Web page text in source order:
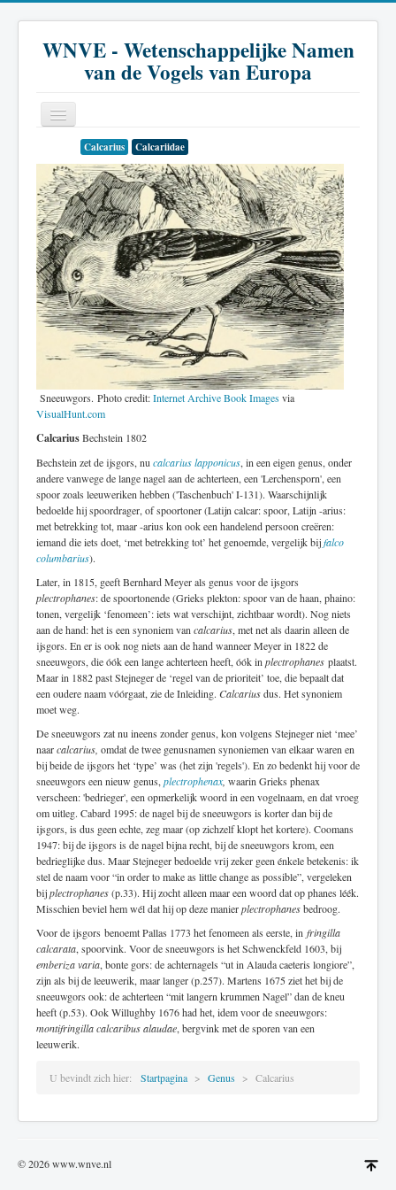
WNVE - Wetenschappelijke Namen
van de Vogels van Europa
Inleiding
Soort
Genus
Familie
Historie
Literatuur
Calcarius Calcariidae
Sneeuwgors. Photo credit:Internet Archive Book Imagesvia
VisualHunt.com
CalcariusBechstein 1802
Bechstein zet de ijsgors, nucalcarius lapponicus, in een eigen genus, onder
andere vanwege de lange nagel aan de achterteen, een 'Lerchensporn', een
spoor zoals leeuweriken hebben ('Taschenbuch' I-131). Waarschijnlijk
bedoelde hij spoordrager, of spoortoner (Latijn calcar: spoor, Latijn -arius:
met betrekking tot, maar -arius kon ook een handelend persoon creëren:
iemand die iets doet, ‘met betrekking tot’ het genoemde, vergelijk bijfalco
columbarius).
Later, in 1815, geeft Bernhard Meyer als genus voor de ijsgors
plectrophanes: de spoortonende (Grieks plekton: spoor van de haan, phaino:
tonen, vergelijk ‘fenomeen’: iets wat verschijnt, zichtbaar wordt). Nog niets
aan de hand: het is een synoniem vancalcarius, met net als daarin alleen de
ijsgors. En er is ook nog niets aan de hand wanneer Meyer in 1822 de
sneeuwgors, die óók een lange achterteen heeft, óók inplectrophanes plaatst.
Maar in 1882 past Stejneger de ‘regel van de prioriteit’ toe, die bepaalt dat
een oudere naam vóórgaat, zie de Inleiding. Calcariusdus. Het synoniem
moet weg.
De sneeuwgors zat nu ineens zonder genus, kon volgens Stejneger niet ‘mee’
naarcalcarius, omdat de twee genusnamen synoniemen van elkaar waren en
bij beide de ijsgors het ‘type’ was (het zijn 'regels'). En zo bedenkt hij voor de
sneeuwgors een nieuw genus,plectrophenax, waarin Grieks phenax
verscheen: 'bedrieger', een opmerkelijk woord in een vogelnaam, en dat vroeg
om uitleg. Cabard 1995: de nagel bij de sneeuwgors is korter dan bij de
ijsgors, is dus geen echte, zeg maar (op zichzelf klopt het kortere). Coomans
1947: bij de ijsgors is de nagel bijna recht, bij de sneeuwgors krom, een
bedrieglijke dus. Maar Stejneger bedoelde vrij zeker geen énkele betekenis: ik
stel de naam voor “in order to make as little change as possible”, vergeleken
bijplectrophanes(p.33). Hij zocht alleen maar een woord dat op phanes léék.
Misschien beviel hem wél dat hij op deze manierplectrophanesbedroog.
Voor de ijsgors benoemt Pallas 1773 het fenomeen als eerste, in fringilla
calcarata, spoorvink. Voor de sneeuwgors is het Schwenckfeld 1603, bij
emberiza varia, bonte gors: de achternagels “ut in Alauda caeteris longiore”,
zijn als bij de leeuwerik, maar langer (p.257). Martens 1675 ziet het bij de
sneeuwgors ook: de achterteen “mit langern krummen Nagel” dan de kneu
heeft (p.53). Ook Willughby 1676 had het, idem voor de sneeuwgors:
montifringilla calcaribus alaudae, bergvink met de sporen van een
leeuwerik.
U bevindt zich hier: Startpagina Genus Calcarius
© 2026 www.wnve.nl